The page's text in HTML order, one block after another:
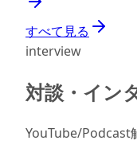
すべて見る
interview
対談・イン
YouTube/Podcast